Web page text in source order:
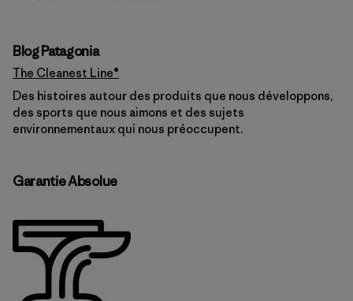
Blog Patagonia
The Cleanest Line®
Des histoires autour des produits que nous développons,
des sports que nous aimons et des sujets
environnementaux qui nous préoccupent.
Garantie Absolue